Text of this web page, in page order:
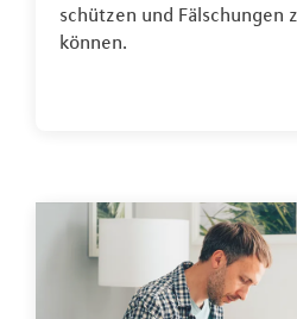
schützen und Fälschungen
können.